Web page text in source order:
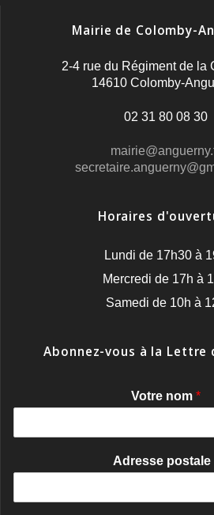
Mairie de Colomby-
2-4 rue du Régiment de la
14610 Colomby-
02 31 80 08 30
Horaires
Lundi de 17h30 à
Mercredi de 17h à
Samedi de 10h à
Abonnez-vous à la Lettre
Votre nom *
Adresse postale